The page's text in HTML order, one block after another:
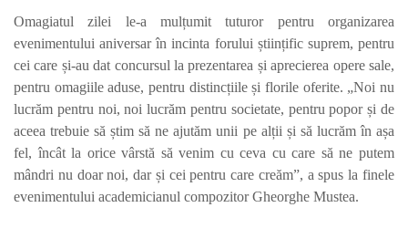
Omagiatul zilei le-a mulțumit tuturor pentru organizarea
evenimentului aniversar în incinta forului științific suprem, pentru
cei care și-au dat concursul la prezentarea și aprecierea opere sale,
pentru omagiile aduse, pentru distincțiile și florile oferite. „Noi nu
lucrăm pentru noi, noi lucrăm pentru societate, pentru popor și de
aceea trebuie să știm să ne ajutăm unii pe alții și să lucrăm în așa
fel, încât la orice vârstă să venim cu ceva cu care să ne putem
mândri nu doar noi, dar și cei pentru care creăm”, a spus la finele
evenimentului academicianul compozitor Gheorghe Mustea.